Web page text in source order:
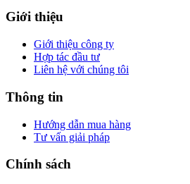
Giới thiệu
Giới thiệu công ty
Hợp tác đầu tư
Liên hệ với chúng tôi
Thông tin
Hướng dẫn mua hàng
Tư vấn giải pháp
Chính sách